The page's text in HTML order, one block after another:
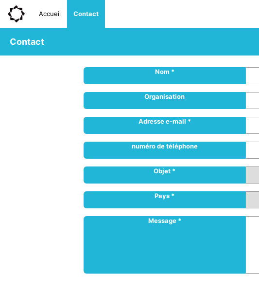
Accueil Contact
Contact
Nom *
Organisation
Adresse e-mail *
numéro de téléphone
Objet *
Pays *
Message *